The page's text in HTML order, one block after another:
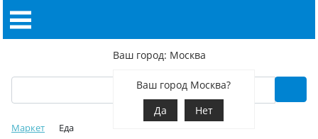
Ваш город: Москва
Ваш город Москва?
Да
Нет
Маркет Еда